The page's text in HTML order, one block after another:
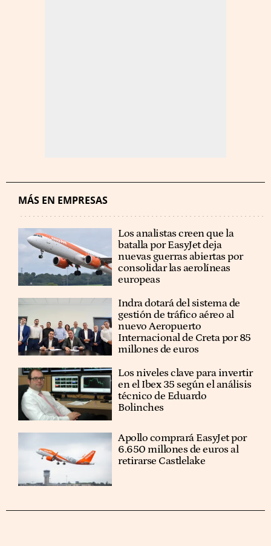
MÁS EN EMPRESAS
Los analistas creen que la
batalla por EasyJet deja
nuevas guerras abiertas por
consolidar las aerolíneas
europeas
Indra dotará del sistema de
gestión de tráfico aéreo al
nuevo Aeropuerto
Internacional de Creta por 85
millones de euros
Los niveles clave para invertir
en el Ibex 35 según el análisis
técnico de Eduardo
Bolinches
Apollo comprará EasyJet por
6.650 millones de euros al
retirarse Castlelake